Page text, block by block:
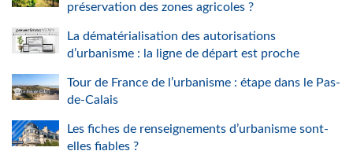
préservation des zones agricoles ?
La dématérialisation des autorisations
d’urbanisme : la ligne de départ est proche
Tour de France de l’urbanisme : étape dans le Pas-
de-Calais
Les fiches de renseignements d’urbanisme sont-
elles fiables ?